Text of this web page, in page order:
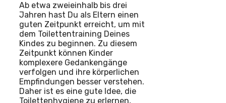
Ab etwa zweieinhalb bis drei
Jahren hast Du als Eltern einen
guten Zeitpunkt erreicht, um mit
dem Toilettentraining Deines
Kindes zu beginnen. Zu diesem
Zeitpunkt können Kinder
komplexere Gedankengänge
verfolgen und ihre körperlichen
Empfindungen besser verstehen.
Daher ist es eine gute Idee, die
Toilettenhygiene zu erlernen,